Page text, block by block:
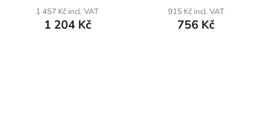
1 457 Kč incl. VAT
1 204 Kč
915 Kč incl. VAT
756 Kč